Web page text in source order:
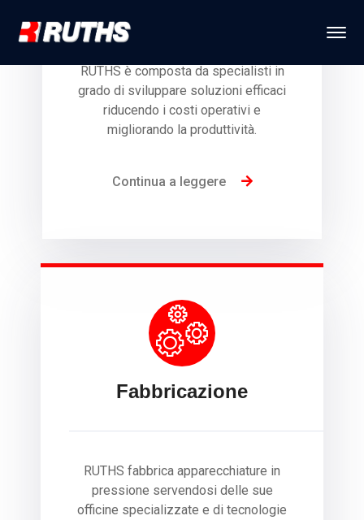
RUTHS è composta da specialisti in
grado di sviluppare soluzioni efficaci
riducendo i costi operativi e
migliorando la produttività.
Continua a leggere
Fabbricazione
RUTHS fabbrica apparecchiature in
pressione servendosi delle sue
officine specializzate e di tecnologie